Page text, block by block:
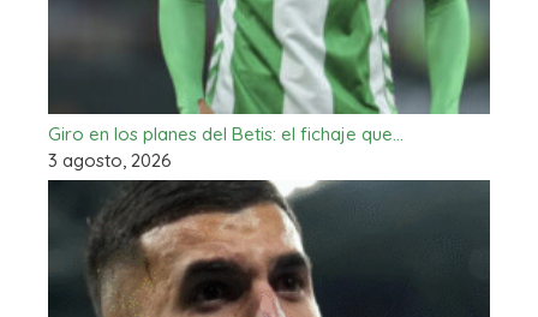
Giro en los planes del Betis: el fichaje que…
3 agosto, 2026